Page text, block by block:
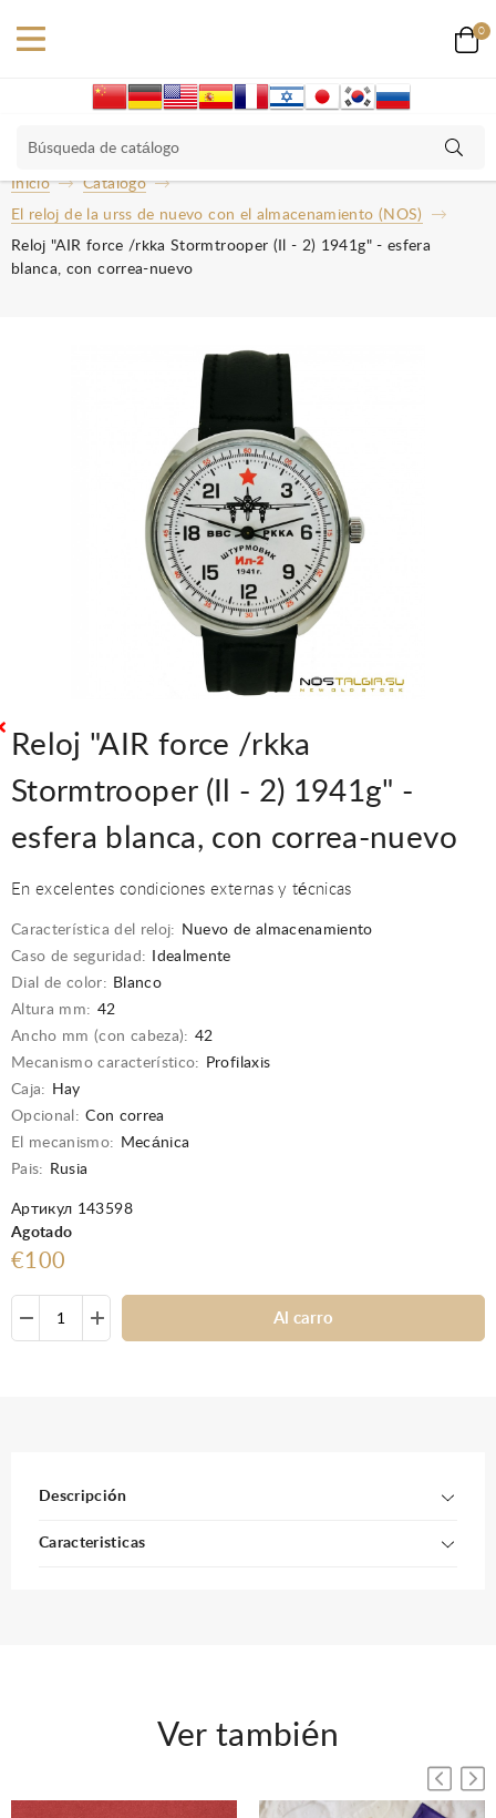
0
Inicio
Catalogo
El reloj de la urss de nuevo con el almacenamiento (NOS)
Reloj "AIR force /rkka Stormtrooper (Il - 2) 1941g" - esfera
blanca, con correa-nuevo
Reloj "AIR force /rkka
Stormtrooper (Il - 2) 1941g" -
esfera blanca, con correa-nuevo
En excelentes condiciones externas y técnicas
Característica del reloj:
Nuevo de almacenamiento
Caso de seguridad:
Idealmente
Dial de color: Blanco
Altura mm: 42
Ancho mm (con cabeza): 42
Mecanismo característico:
Profilaxis
Caja:
Hay
Opcional: Con correa
El mecanismo:
Mecánica
Pais:
Rusia
Артикул 143598
Agotado
€100
Al carro
Descripción
Caracteristicas
Ver también